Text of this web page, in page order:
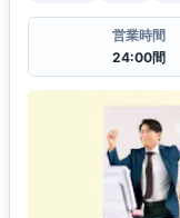
営業時間
24:00間